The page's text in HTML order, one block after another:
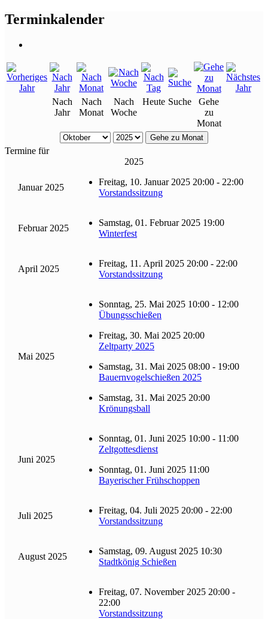
Terminkalender
Nach
Jahr
Nach
Monat
Nach
Woche
Heute Suche
Gehe
zu
Monat
Gehe zu Monat
Termine für
2025
Januar 2025
Freitag, 10. Januar 2025 20:00 - 22:00
Vorstandssitzung
Februar 2025
Samstag, 01. Februar 2025 19:00
Winterfest
April 2025
Freitag, 11. April 2025 20:00 - 22:00
Vorstandssitzung
Mai 2025
Sonntag, 25. Mai 2025 10:00 - 12:00
Übungsschießen
Freitag, 30. Mai 2025 20:00
Zeltparty 2025
Samstag, 31. Mai 2025 08:00 - 19:00
Bauernvogelschießen 2025
Samstag, 31. Mai 2025 20:00
Krönungsball
Juni 2025
Sonntag, 01. Juni 2025 10:00 - 11:00
Zeltgottesdienst
Sonntag, 01. Juni 2025 11:00
Bayerischer Frühschoppen
Juli 2025
Freitag, 04. Juli 2025 20:00 - 22:00
Vorstandssitzung
August 2025
Samstag, 09. August 2025 10:30
Stadtkönig Schießen
Freitag, 07. November 2025 20:00 -
22:00
Vorstandssitzung